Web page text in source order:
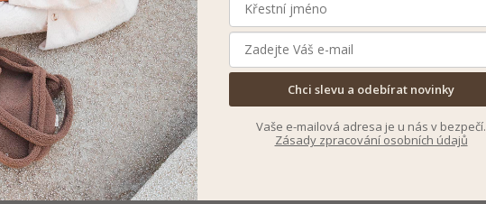
Chci slevu a odebírat novinky
Vaše e-mailová adresa je u nás v bezpečí.
Zásady zpracování osobních údajů